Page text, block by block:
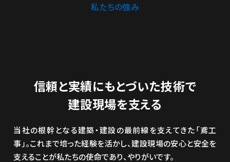
私たちの強み
信頼と実績にもとづいた技術で
建設現場を支える
当社の根幹となる建築・建設の最前線を支えてきた「鳶工
事」。これまで培った経験を活かし、建設現場の安心と安全を
支えることが私たちの使命であり、やりがいです。